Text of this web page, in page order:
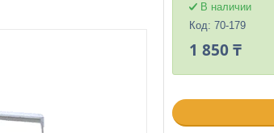
В наличии
Код: 70-179
1 850 ₸